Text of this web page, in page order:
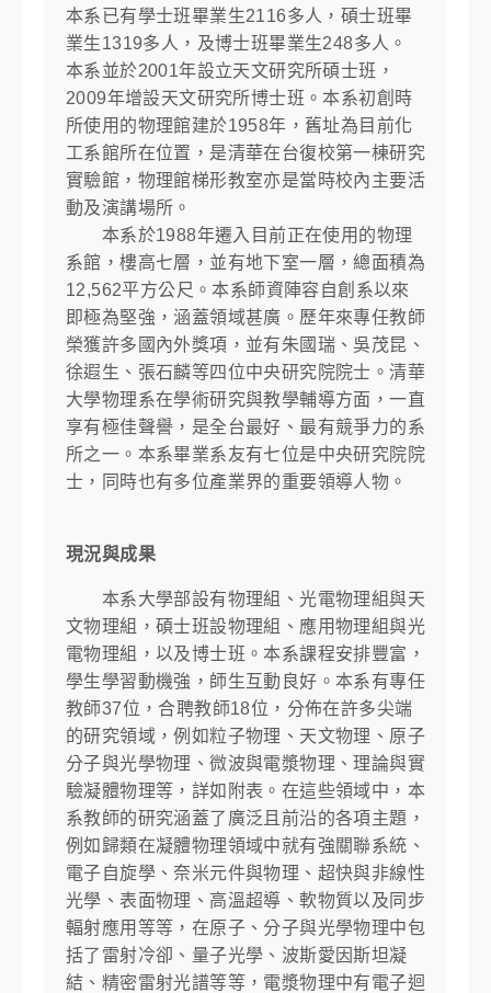
本系已有學士班畢業生2116多人，碩士班畢
業生1319多人，及博士班畢業生248多人。
本系並於2001年設立天文研究所碩士班，
2009年增設天文研究所博士班。本系初創時
所使用的物理館建於1958年，舊址為目前化
工系館所在位置，是清華在台復校第一棟研究
實驗館，物理館梯形教室亦是當時校內主要活
動及演講場所。
本系於1988年遷入目前正在使用的物理
系館，樓高七層，並有地下室一層，總面積為
12,562平方公尺。本系師資陣容自創系以來
即極為堅強，涵蓋領域甚廣。歷年來專任教師
榮獲許多國內外獎項，並有朱國瑞、吳茂昆、
徐遐生、張石麟等四位中央研究院院士。清華
大學物理系在學術研究與教學輔導方面，一直
享有極佳聲譽，是全台最好、最有競爭力的系
所之一。本系畢業系友有七位是中央研究院院
士，同時也有多位產業界的重要領導人物。
現況與成果
本系大學部設有物理組、光電物理組與天
文物理組，碩士班設物理組、應用物理組與光
電物理組，以及博士班。本系課程安排豐富，
學生學習動機強，師生互動良好。本系有專任
教師37位，合聘教師18位，分佈在許多尖端
的研究領域，例如粒子物理、天文物理、原子
分子與光學物理、微波與電漿物理、理論與實
驗凝體物理等，詳如附表。在這些領域中，本
系教師的研究涵蓋了廣泛且前沿的各項主題，
例如歸類在凝體物理領域中就有強關聯系統、
電子自旋學、奈米元件與物理、超快與非線性
光學、表面物理、高溫超導、軟物質以及同步
輻射應用等等，在原子、分子與光學物理中包
括了雷射冷卻、量子光學、波斯愛因斯坦凝
結、精密雷射光譜等等，電漿物理中有電子迴